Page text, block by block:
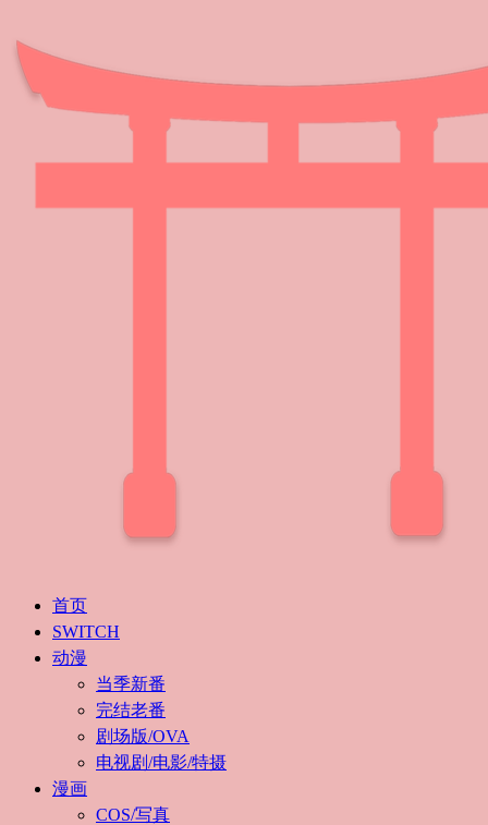
首页
SWITCH
动漫
当季新番
完结老番
剧场版/OVA
电视剧/电影/特摄
漫画
COS/写真